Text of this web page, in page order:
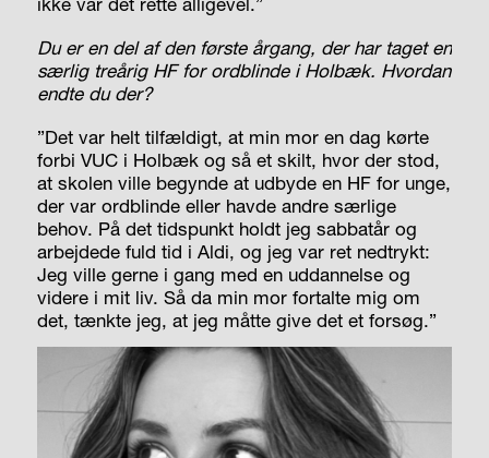
Du er en del af den første årgang, der har taget en
særlig treårig HF for ordblinde i Holbæk. Hvordan
endte du der?
”Det var helt tilfældigt, at min mor en dag kørte
forbi VUC i Holbæk og så et skilt, hvor der stod,
at skolen ville begynde at udbyde en HF for unge,
der var ordblinde eller havde andre særlige
behov. På det tidspunkt holdt jeg sabbatår og
arbejdede fuld tid i Aldi, og jeg var ret nedtrykt:
Jeg ville gerne i gang med en uddannelse og
videre i mit liv. Så da min mor fortalte mig om
det, tænkte jeg, at jeg måtte give det et forsøg.”